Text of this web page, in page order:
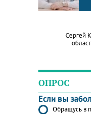
Сергей
ОПРОС
Если вы
Обращусь в